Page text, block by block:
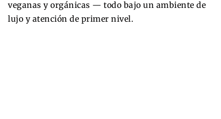
veganas y orgánicas — todo bajo un ambiente de
lujo y atención de primer nivel.